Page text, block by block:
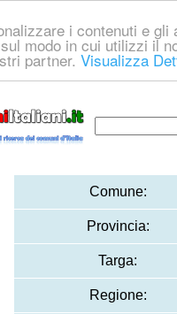
i contenuti e
modo in cui utilizzi il
partner. Visualizza
Comune:
Provincia:
Targa:
Regione: